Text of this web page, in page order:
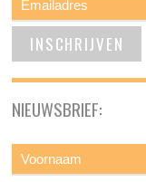
NIEUWSBRIEF: